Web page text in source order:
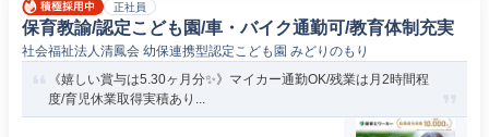
正社員
保育教諭/認定こども園/車・バイク通勤可/教育体制充実
社会福祉法人清鳳会 幼保連携型認定こども園 みどりのもり
《嬉しい賞与は5.30ヶ月分✨》マイカー通勤OK/残業は月2時間程
度/育児休業取得実積あり...